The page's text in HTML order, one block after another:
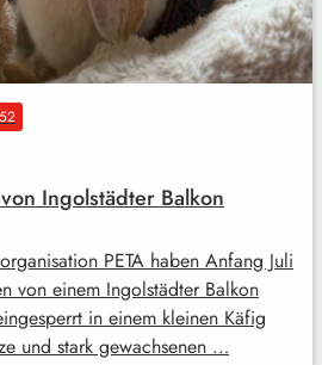
Ingolstädter Balkon
PETA haben Anfang Juli
von einem Ingolstädter Balkon
in einem kleinen Käfig
und stark gewachsenen …